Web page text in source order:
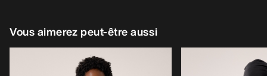
Vous aimerez peut-être aussi